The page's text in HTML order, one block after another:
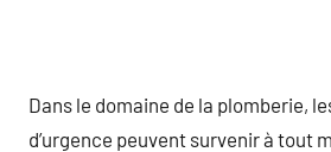
Dans le domaine de la plomberie,
d’urgence peuvent survenir à tout